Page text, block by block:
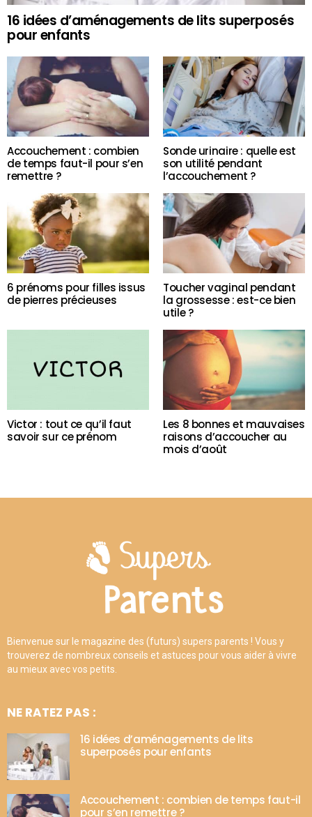
16 idées d’aménagements de lits superposés
pour enfants
Accouchement : combien
de temps faut-il pour s’en
remettre ?
Sonde urinaire : quelle est
son utilité pendant
l’accouchement ?
6 prénoms pour filles issus
de pierres précieuses
Toucher vaginal pendant
la grossesse : est-ce bien
utile ?
Victor : tout ce qu’il faut
savoir sur ce prénom
Les 8 bonnes et mauvaises
raisons d’accoucher au
mois d’août
Bienvenue sur le magazine des (futurs) supers parents ! Vous y
trouverez de nombreux conseils et astuces pour vous aider à vivre
au mieux avec vos petits.
NE RATEZ PAS :
16 idées d’aménagements de lits
superposés pour enfants
Accouchement : combien de temps faut-il
pour s’en remettre ?